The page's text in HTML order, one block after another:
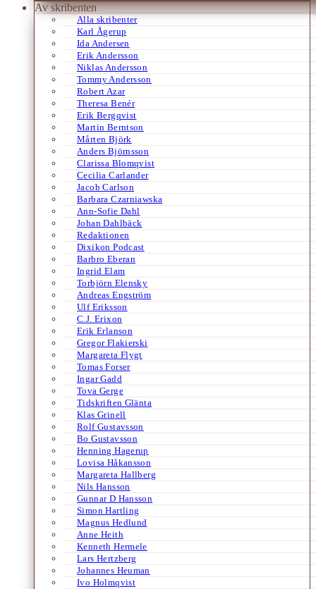
Av skribenten
Alla skribenter
Karl Ågerup
Ida Andersen
Erik Andersson
Niklas Andersson
Tommy Andersson
Robert Azar
Theresa Benér
Erik Bergqvist
Martin Berntson
Mårten Björk
Anders Björnsson
Clarissa Blomqvist
Cecilia Carlander
Jacob Carlson
Barbara Czarniawska
Ann-Sofie Dahl
Johan Dahlbäck
Redaktionen
Dixikon Podcast
Barbro Eberan
Ingrid Elam
Torbjörn Elensky
Andreas Engström
Ulf Eriksson
C.J. Erixon
Erik Erlanson
Gregor Flakierski
Margareta Flygt
Tomas Forser
Ingar Gadd
Tova Gerge
Tidskriften Glänta
Klas Grinell
Rolf Gustavsson
Bo Gustavsson
Henning Hagerup
Lovisa Håkansson
Margareta Hallberg
Nils Hansson
Gunnar D Hansson
Simon Hartling
Magnus Hedlund
Anne Heith
Kenneth Hermele
Lars Hertzberg
Johannes Heuman
Ivo Holmqvist